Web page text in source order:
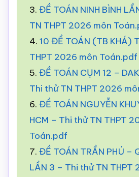
3. ĐỀ TOÁN NINH BÌNH
TN THPT 2026 môn
4. 10 ĐỀ TOÁN (TB KHÁ)
THPT 2026 môn Toán.pdf
5. ĐỀ TOÁN CỤM 12 –
Thi thử TN THPT 2026
6. ĐỀ TOÁN NGUYỄN
HCM – Thi thử TN THPT
Toán.pdf
7. ĐỀ TOÁN TRẦN PHÚ –
LẦN 3 – Thi thử TN THPT